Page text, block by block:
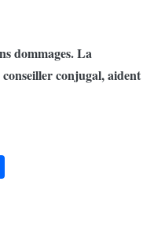
dommages. La
conjugal, aident